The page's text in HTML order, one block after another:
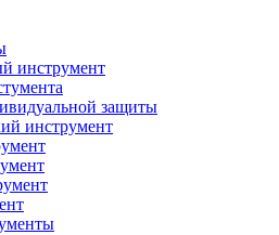
инструмент
защиты
инструмент